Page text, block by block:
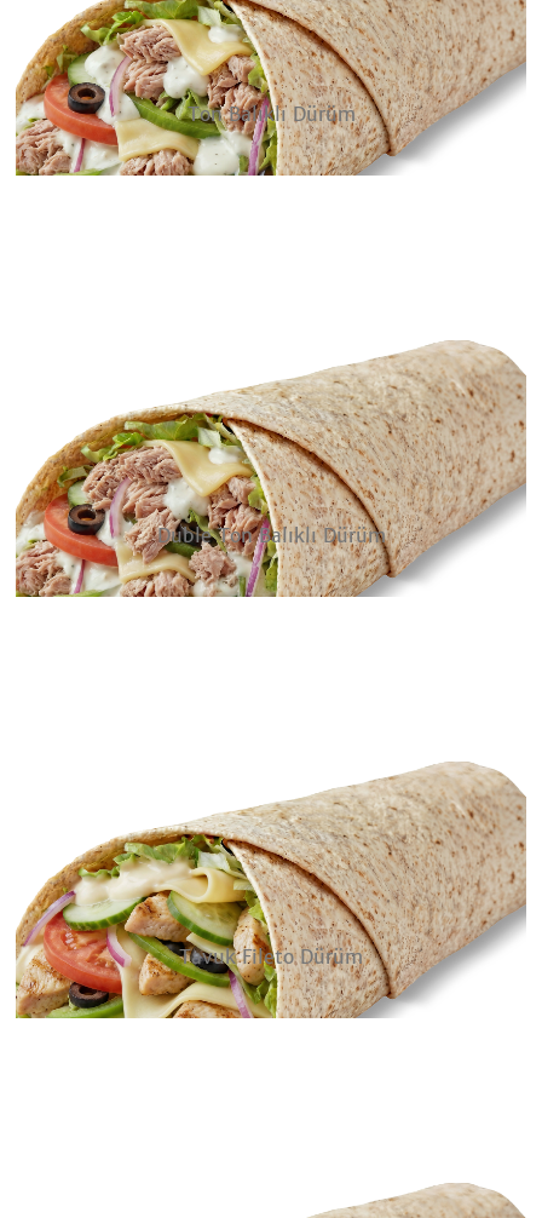
Ton Balıklı Dürüm
Duble Ton Balıklı Dürüm
Tavuk Fileto Dürüm